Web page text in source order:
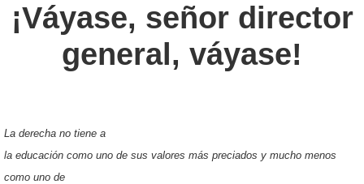
¡Váyase, señor director
general, váyase!
La derecha no tiene a
la educación como uno de sus valores más preciados y mucho menos
como uno de